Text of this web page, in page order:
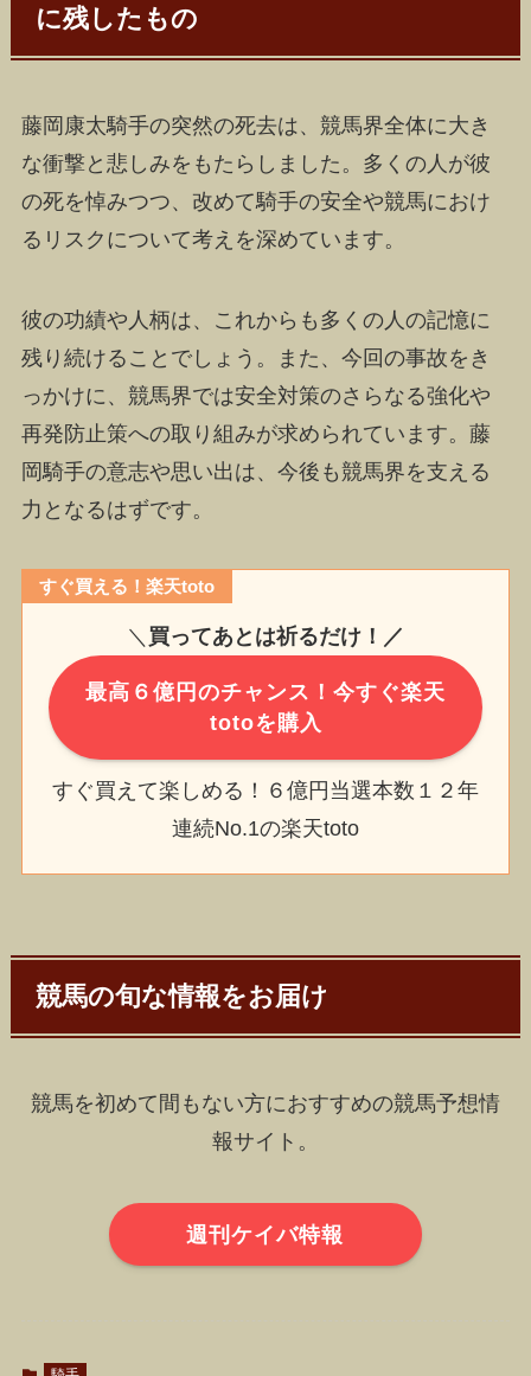
に残したもの
藤岡康太騎手の突然の死去は、競馬界全体に大き
な衝撃と悲しみをもたらしました。多くの人が彼
の死を悼みつつ、改めて騎手の安全や競馬におけ
るリスクについて考えを深めています。
彼の功績や人柄は、これからも多くの人の記憶に
残り続けることでしょう。また、今回の事故をき
っかけに、競馬界では安全対策のさらなる強化や
再発防止策への取り組みが求められています。藤
岡騎手の意志や思い出は、今後も競馬界を支える
力となるはずです。
すぐ買える！楽天toto
＼ 買ってあとは祈るだけ！／
最高６億円のチャンス！今すぐ楽天
totoを購入
すぐ買えて楽しめる！６億円当選本数１２年
連続No.1の楽天toto
競馬の旬な情報をお届け
競馬を初めて間もない方におすすめの競馬予想情
報サイト。
週刊ケイバ特報